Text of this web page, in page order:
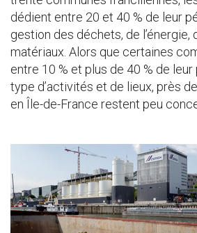
dédient entre 20 et 40 % de leur
gestion des déchets, de l’énergie,
matériaux. Alors que certaines
entre 10 % et plus de 40 % de
type d’activités et de lieux, près
en Île-de-France restent peu